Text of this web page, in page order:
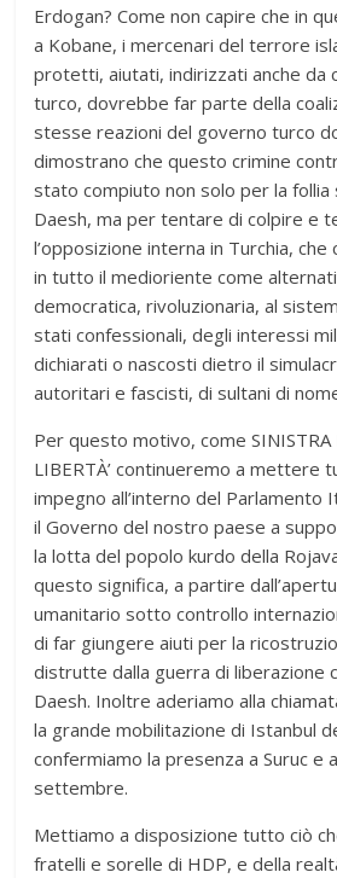
Erdogan? Come non capire che in
a Kobane, i mercenari del terrore
protetti, aiutati, indirizzati anche da
turco, dovrebbe far parte della
stesse reazioni del governo turco
dimostrano che questo crimine
stato compiuto non solo per la follia
Daesh, ma per tentare di colpire e
l’opposizione interna in Turchia,
in tutto il medioriente come
democratica, rivoluzionaria, al
stati confessionali, degli interessi
dichiarati o nascosti dietro il
autoritari e fascisti, di sultani di
Per questo motivo, come SINISTRA
LIBERTÀ’ continueremo a mettere
impegno all’interno del Parlamento
il Governo del nostro paese a
la lotta del popolo kurdo della
questo significa, a partire
umanitario sotto controllo
di far giungere aiuti per la
distrutte dalla guerra di liberazione
Daesh. Inoltre aderiamo alla
la grande mobilitazione di Istanbul
confermiamo la presenza a Suruc e
settembre.
Mettiamo a disposizione tutto ciò
fratelli e sorelle di HDP, e della